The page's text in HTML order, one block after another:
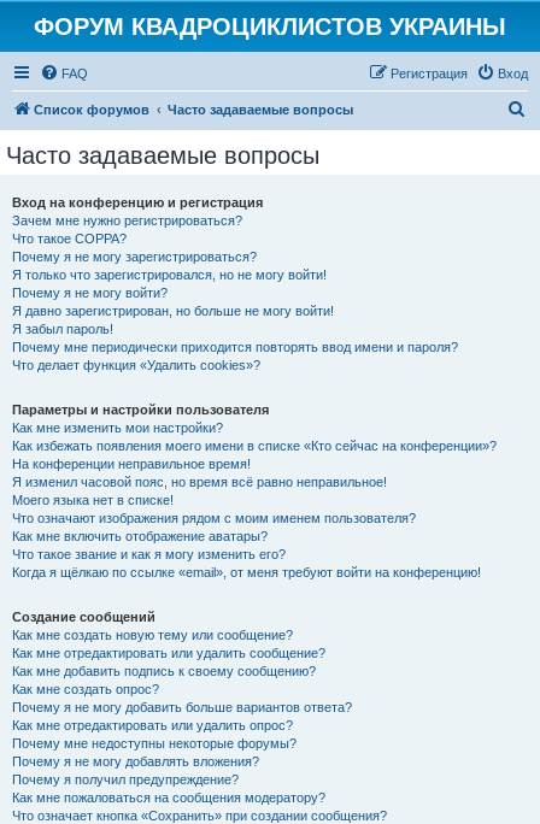
ФОРУМ КВАДРОЦИКЛИСТОВ УКРАИНЫ
FAQ Вход
Регистрация
Список форумов Часто задаваемые вопросы
Часто задаваемые вопросы
Вход на конференцию и регистрация
Зачем мне нужно регистрироваться?
Что такое COPPA?
Почему я не могу зарегистрироваться?
Я только что зарегистрировался, но не могу войти!
Почему я не могу войти?
Я давно зарегистрирован, но больше не могу войти!
Я забыл пароль!
Почему мне периодически приходится повторять ввод имени и пароля?
Что делает функция «Удалить cookies»?
Параметры и настройки пользователя
Как мне изменить мои настройки?
Как избежать появления моего имени в списке «Кто сейчас на конференции»?
На конференции неправильное время!
Я изменил часовой пояс, но время всё равно неправильное!
Моего языка нет в списке!
Что означают изображения рядом с моим именем пользователя?
Как мне включить отображение аватары?
Что такое звание и как я могу изменить его?
Когда я щёлкаю по ссылке «email», от меня требуют войти на конференцию!
Создание сообщений
Как мне создать новую тему или сообщение?
Как мне отредактировать или удалить сообщение?
Как мне добавить подпись к своему сообщению?
Как мне создать опрос?
Почему я не могу добавить больше вариантов ответа?
Как мне отредактировать или удалить опрос?
Почему мне недоступны некоторые форумы?
Почему я не могу добавлять вложения?
Почему я получил предупреждение?
Как мне пожаловаться на сообщения модератору?
Что означает кнопка «Сохранить» при создании сообщения?